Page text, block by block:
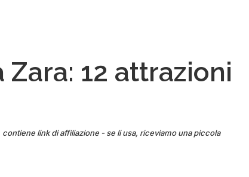
blog
de
Manu
Zara: 12 attrazioni
contiene link di affiliazione - se li usa, riceviamo una piccola